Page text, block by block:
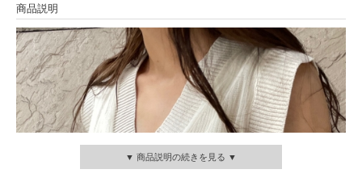
商品説明
▼ 商品説明の続きを見る ▼